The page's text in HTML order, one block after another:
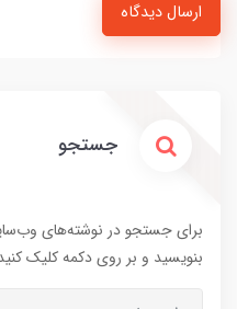
ارسال دیدگاه
جستجو
برای جستجو در نوشته‌های
بنویسید و بر روی دکمه کلیک